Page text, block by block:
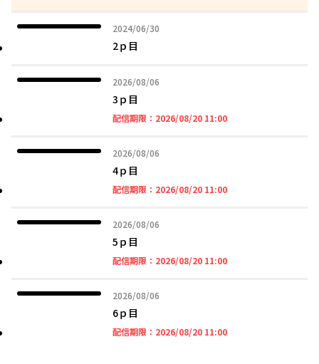
2024/06/30
2024年06月30日
2ｐ目
2026/08/06
2026年08月06日
3ｐ目
配信期限： 2026/08/20 11:002026年08月20日 11時
2026/08/06
2026年08月06日
4ｐ目
配信期限： 2026/08/20 11:002026年08月20日 11時
2026/08/06
2026年08月06日
5ｐ目
配信期限： 2026/08/20 11:002026年08月20日 11時
2026/08/06
2026年08月06日
6ｐ目
配信期限： 2026/08/20 11:002026年08月20日 11時